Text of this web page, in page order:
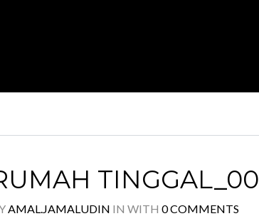
AMAL.JAMALUDIN IN WITH 0 COMMENTS